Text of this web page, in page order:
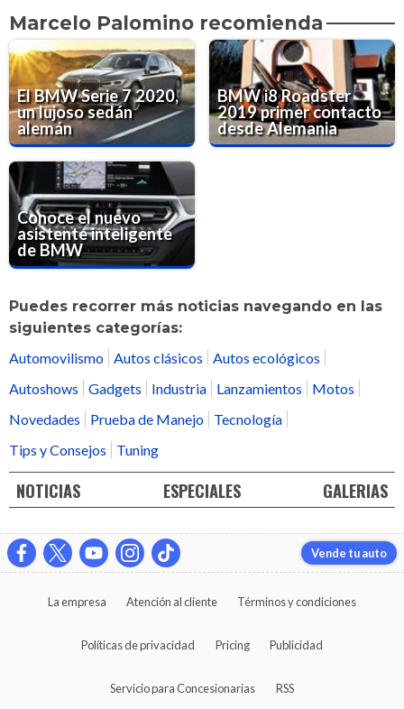
Marcelo Palomino recomienda
El BMW Serie 7 2020,
un lujoso sedán
alemán
BMW i8 Roadster
2019 primer contacto
desde Alemania
Conoce el nuevo
asistente inteligente
de BMW
Puedes recorrer más noticias navegando en las
siguientes categorías:
Automovilismo Autos clásicos
Autos ecológicos
Autoshows
Gadgets Industria Lanzamientos
Motos
Novedades
Prueba de Manejo
Tecnología
Tips y Consejos
Tuning
NOTICIAS ESPECIALES GALERIAS
Vende tu auto
La empresa Atención al cliente Términos y condiciones
Políticas de privacidad Pricing Publicidad
Servicio para Concesionarias RSS